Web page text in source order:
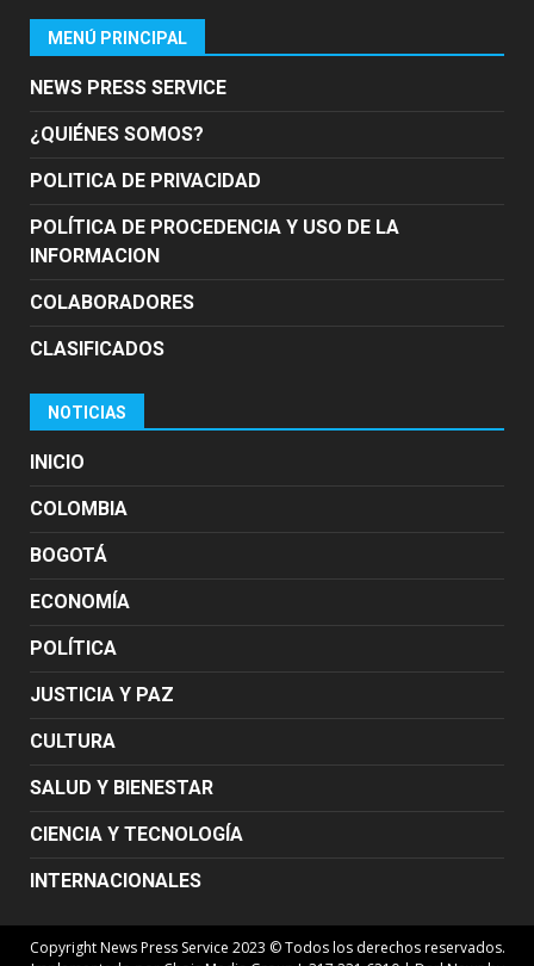
MENÚ PRINCIPAL
NEWS PRESS SERVICE
¿QUIÉNES SOMOS?
POLITICA DE PRIVACIDAD
POLÍTICA DE PROCEDENCIA Y USO DE LA
INFORMACION
COLABORADORES
CLASIFICADOS
NOTICIAS
INICIO
COLOMBIA
BOGOTÁ
ECONOMÍA
POLÍTICA
JUSTICIA Y PAZ
CULTURA
SALUD Y BIENESTAR
CIENCIA Y TECNOLOGÍA
INTERNACIONALES
Copyright News Press Service 2023 © Todos los derechos reservados.